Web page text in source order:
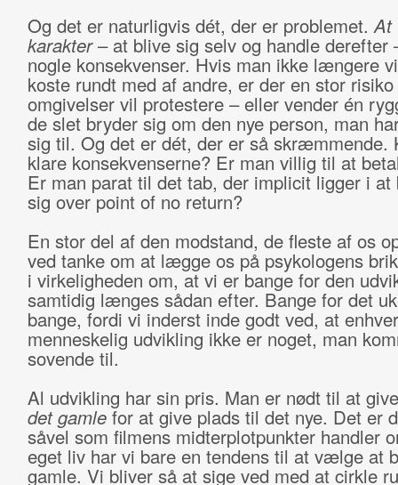
Og det er naturligvis dét, der er problemet.At
karakter– at blive sig selv og handle derefter
nogle konsekvenser. Hvis man ikke længere
koste rundt med af andre, er der en stor
omgivelser vil protestere – eller vender én
de slet bryder sig om den nye person, man
sig til. Og det er dét, der er så skræmmende.
klare konsekvenserne? Er man villig til at
Er man parat til det tab, der implicit ligger i
sig over point of no return?
En stor del af den modstand, de fleste af os
ved tanke om at lægge os på psykologens
i virkeligheden om, at vi er bange for den
samtidig længes sådan efter. Bange for det
bange, fordi vi inderst inde godt ved, at
menneskelig udvikling ikke er noget, man
sovende til.
Al udvikling har sin pris. Man er nødt til at
det gamlefor at give plads til det nye. Det er
såvel som filmens midterplotpunkter handler
eget liv har vi bare en tendens til at vælge at
gamle. Vi bliver så at sige ved med at cirkle